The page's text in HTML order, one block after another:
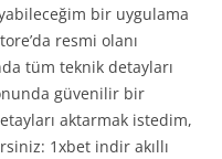
bir uygulama
resmi olanı
tüm teknik detayları
güvenilir bir
aktarmak istedim,
1xbet indir akıllı